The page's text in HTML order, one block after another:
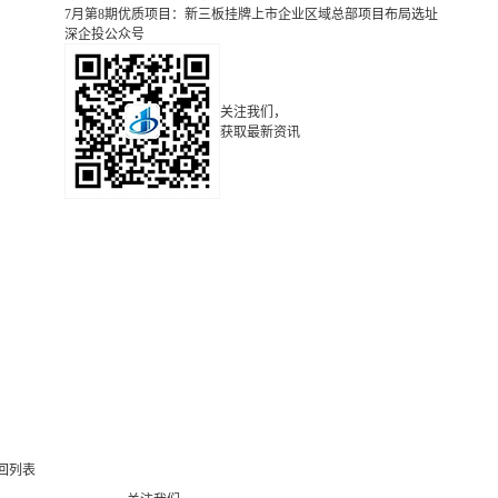
列表
7月第8期优质项目：新三板挂牌上市企业区域总部项目布局选址
深企投公众号
关注我们，
获取最新资讯